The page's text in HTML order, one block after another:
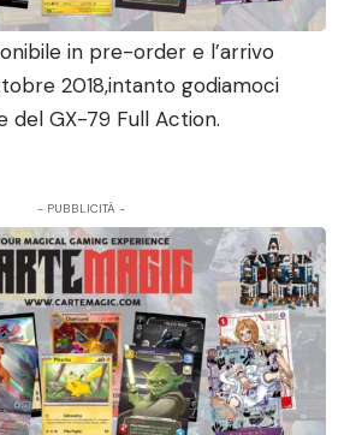
in pre-order e l’arrivo
2018,intanto godiamoci
del GX-79 Full Action.
- PUBBLICITÀ -